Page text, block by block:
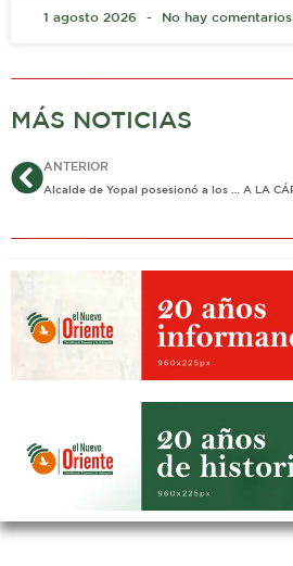
1 agosto 2026 No hay comentarios
MÁS NOTICIAS
AntANTERIOR
Alcalde de Yopal posesionó a los corregidores de El Morro, Mata de Limón, Morichal, Quebradaseca y El Taladro